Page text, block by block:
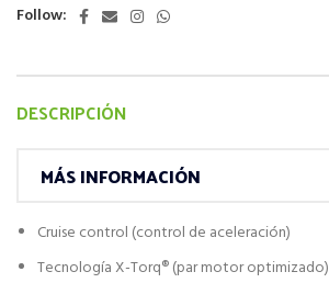
Follow:
DESCRIPCIÓN
MÁS INFORMACIÓN
Cruise control (control de aceleración)
Tecnología X-Torq® (par motor optimizado)